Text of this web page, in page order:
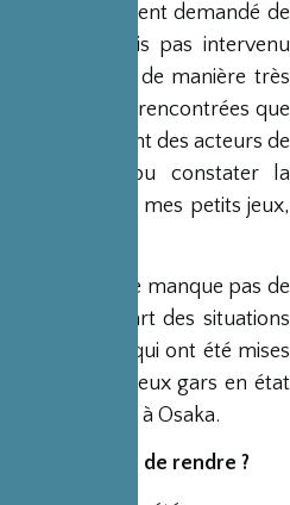
j’ai simplement demandé de
Je ne suis pas intervenu
et elles ont de manière très
je n’avais rencontrées que
représentant des acteurs de
j’ai pu constater la
se prêter à mes petits jeux,
ce pays qui ne manque pas de
que la plupart des situations
pas celles qui ont été mises
à ces deux gars en état
de banlieue à Osaka.
essayez-vous de rendre ?